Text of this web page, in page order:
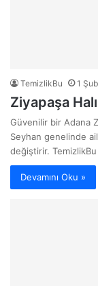
TemizlikBu 1
Ziyapaşa
Güvenilir bir Adana
Seyhan genelinde
değiştirir.
Devamını Oku »